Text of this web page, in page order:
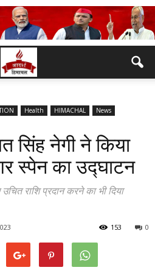
Health HIMACHAL
News
सिंह नेगी ने किया
स्पेन का उद्घाटन
राशि प्रदान करने का भी दिया
0
153